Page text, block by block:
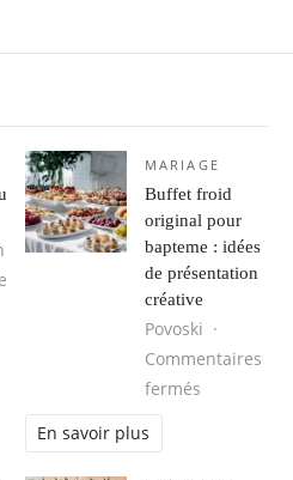
sur Le pendule au quotidien
MARIAGE
Buffet froid
original pour
bapteme : idées
de présentation
créative
Povoski
Commentaires
fermés
En savoir plus